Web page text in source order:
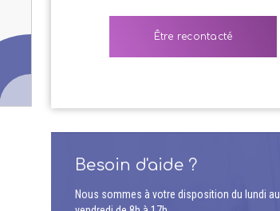
Besoin d'aide ?
Nous sommes à votre disposition du lundi au